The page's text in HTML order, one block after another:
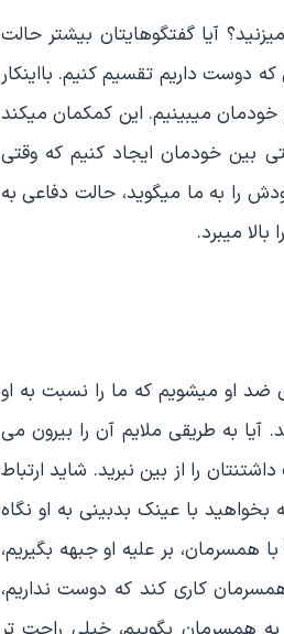
آیا گفتگوهایتان بیشتر حالت
دوست داریم تقسیم کنیم. بااینکار
خودمان میبینیم. این کمکمان میکند
بین خودمان ایجاد کنیم که وقتی
را به ما میگوید، حالت دفاعی به
میبرد.
ضد او میشویم که ما را نسبت به او
به طریقی ملایم آن را بیرون می
را از بین نبرید. شاید ارتباط
با عینک بدبینی به او نگاه
همسرمان، بر علیه او جبهه بگیریم،
کاری کند که دوست نداریم،